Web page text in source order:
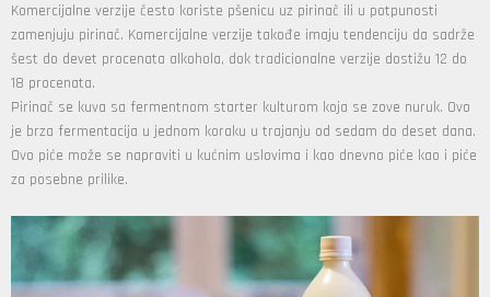
Komercijalne verzije često koriste pšenicu uz pirinač ili u potpunosti
zamenjuju pirinač. Komercijalne verzije takođe imaju tendenciju da sadrže
šest do devet procenata alkohola, dok tradicionalne verzije dostižu 12 do
18 procenata.
Pirinač se kuva sa fermentnom starter kulturom koja se zove nuruk. Ovo
je brza fermentacija u jednom koraku u trajanju od sedam do deset dana.
Ovo piće može se napraviti u kućnim uslovima i kao dnevno piće kao i piće
za posebne prilike.